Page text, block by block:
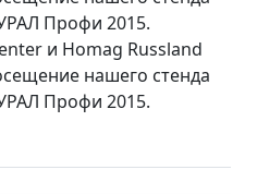
Профи 2015.
и Homag Russland
нашего стенда
Профи 2015.